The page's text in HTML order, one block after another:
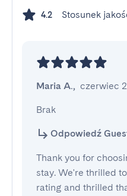
4.2 Stosunek
Maria A., czerwiec
Brak
Odpowiedź
Thank you for
stay. We're thrilled
rating and thrilled